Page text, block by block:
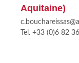
Aquitaine)
Tel. +33 (0)6 82